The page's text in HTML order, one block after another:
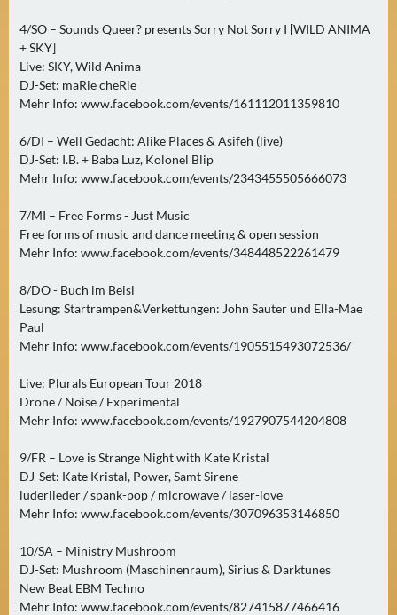
E
N
(
0
)
N
Ä
H
S
T
E
R
F
R
I
T
A
G
(
0
)
N
Ä
C
4/SO – Sounds Queer? presents Sorry Not Sorry I [WILD ANIMA
+ SKY]
Live: SKY, Wild Anima
DJ-Set: maRie cheRie
Mehr Info: www.facebook.com/events/161112011359810
6/DI – Well Gedacht: Alike Places & Asifeh (live)
DJ-Set: I.B. + Baba Luz, Kolonel Blip
Mehr Info: www.facebook.com/events/2343455505666073
7/MI – Free Forms - Just Music
Free forms of music and dance meeting & open session
Mehr Info: www.facebook.com/events/348448522261479
8/DO - Buch im Beisl
Lesung: Startrampen&Verkettungen: John Sauter und Ella-Mae
Paul
Mehr Info: www.facebook.com/events/1905515493072536/
Live: Plurals European Tour 2018
Drone / Noise / Experimental
Mehr Info: www.facebook.com/events/1927907544204808
9/FR – Love is Strange Night with Kate Kristal
DJ-Set: Kate Kristal, Power, Samt Sirene
luderlieder / spank-pop / microwave / laser-love
Mehr Info: www.facebook.com/events/307096353146850
10/SA – Ministry Mushroom
DJ-Set: Mushroom (Maschinenraum), Sirius & Darktunes
New Beat EBM Techno
Mehr Info: www.facebook.com/events/827415877466416